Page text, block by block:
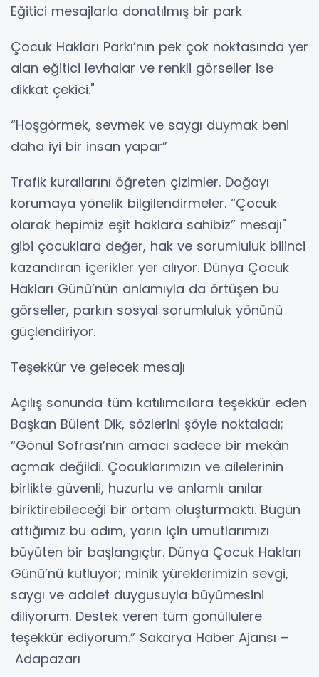
Eğitici mesajlarla donatılmış bir park
Çocuk Hakları Parkı’nın pek çok noktasında yer
alan eğitici levhalar ve renkli görseller ise
dikkat çekici."
“Hoşgörmek, sevmek ve saygı duymak beni
daha iyi bir insan yapar”
Trafik kurallarını öğreten çizimler. Doğayı
korumaya yönelik bilgilendirmeler. “Çocuk
olarak hepimiz eşit haklara sahibiz” mesajı"
gibi çocuklara değer, hak ve sorumluluk bilinci
kazandıran içerikler yer alıyor. Dünya Çocuk
Hakları Günü’nün anlamıyla da örtüşen bu
görseller, parkın sosyal sorumluluk yönünü
güçlendiriyor.
Teşekkür ve gelecek mesajı
Açılış sonunda tüm katılımcılara teşekkür eden
Başkan Bülent Dik, sözlerini şöyle noktaladı;
“Gönül Sofrası’nın amacı sadece bir mekân
açmak değildi. Çocuklarımızın ve ailelerinin
birlikte güvenli, huzurlu ve anlamlı anılar
biriktirebileceği bir ortam oluşturmaktı. Bugün
attığımız bu adım, yarın için umutlarımızı
büyüten bir başlangıçtır. Dünya Çocuk Hakları
Günü’nü kutluyor; minik yüreklerimizin sevgi,
saygı ve adalet duygusuyla büyümesini
diliyorum. Destek veren tüm gönüllülere
teşekkür ediyorum.” Sakarya Haber Ajansı –
Adapazarı